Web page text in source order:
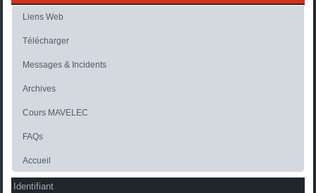
Liens Web
Télécharger
Messages & Incidents
Archives
Cours MAVELEC
FAQs
Accueil
Identifiant